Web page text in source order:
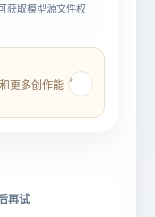
获取模型源文件权
更多创作能 ›
再试